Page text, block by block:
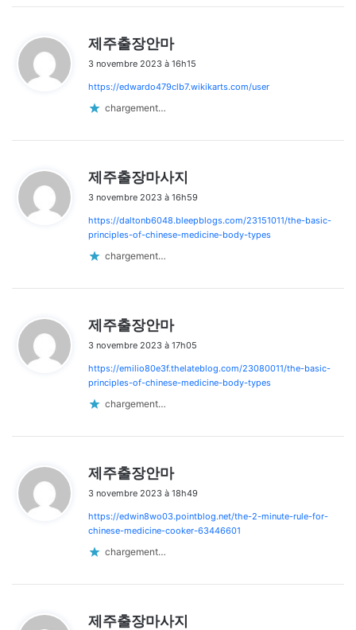
제주출장안마
t
3 novembre 2023 à 16h15
https://edwardo479clb7.wikikarts.com/user
chargement…
제주출장마사지
t
:
3 novembre 2023 à 16h59
https://daltonb6048.bleepblogs.com/23151011/the-basic-
principles-of-chinese-medicine-body-types
chargement…
제주출장안마
t
:
3 novembre 2023 à 17h05
https://emilio80e3f.thelateblog.com/23080011/the-basic-
principles-of-chinese-medicine-body-types
chargement…
제주출장안마
t
:
3 novembre 2023 à 18h49
https://edwin8wo03.pointblog.net/the-2-minute-rule-for-
chinese-medicine-cooker-63446601
chargement…
제주출장마사지